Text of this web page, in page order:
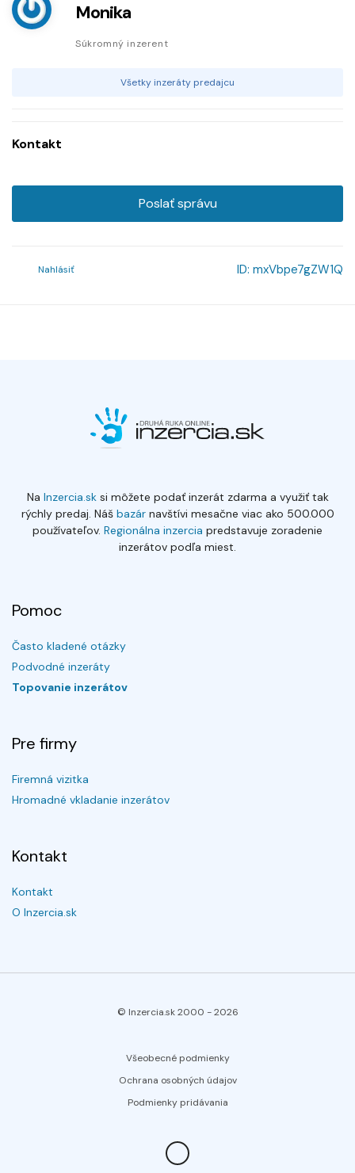
Monika
Súkromný inzerent
Všetky inzeráty predajcu
Kontakt
Poslať správu
Nahlásiť ID: mxVbpe7gZW1Q
Na Inzercia.sksi môžete podať inzerát zdarma a využiť tak
rýchly predaj. Náš bazárnavštívi mesačne viac ako 500.000
používateľov. Regionálna inzercia predstavuje zoradenie
inzerátov podľa miest.
Pomoc
Často kladené otázky
Podvodné inzeráty
Topovanie inzerátov
Pre firmy
Firemná vizitka
Hromadné vkladanie inzerátov
Kontakt
Kontakt
O Inzercia.sk
© Inzercia.sk 2000 -2026
Všeobecné podmienky
Ochrana osobných údajov
Podmienky pridávania